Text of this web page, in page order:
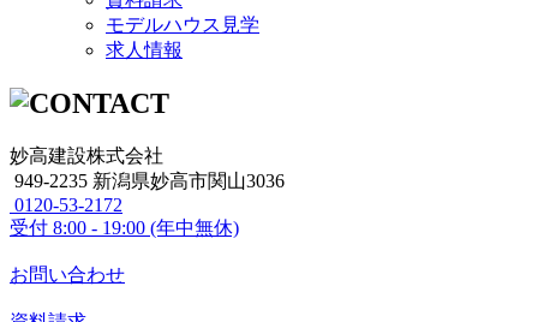
モデルハウス見学
求人情報
妙高建設株式会社
949-2235 新潟県妙高市関山3036
0120-53-2172
受付 8:00 - 19:00 (年中無休)
お問い合わせ